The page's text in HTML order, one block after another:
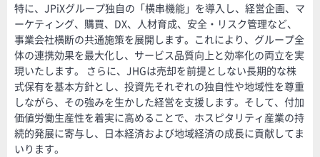
特に、JPiXグループ独自の「横串機能」を導入し、経営企画、マ
ーケティング、購買、DX、人材育成、安全・リスク管理など、
事業会社横断の共通施策を展開します。これにより、グループ全
体の連携効果を最大化し、サービス品質向上と効率化の両立を実
現いたします。 さらに、JHGは売却を前提としない長期的な株
式保有を基本方針とし、投資先それぞれの独自性や地域性を尊重
しながら、その強みを生かした経営を支援します。そして、付加
価値労働生産性を着実に高めることで、ホスピタリティ産業の持
続的発展に寄与し、日本経済および地域経済の成長に貢献してま
いります。